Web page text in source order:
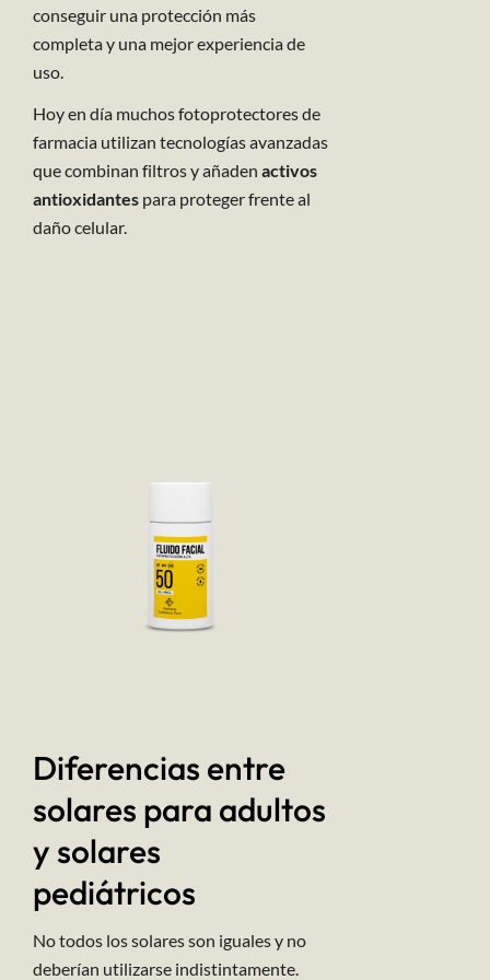
conseguir una protección más
completa y una mejor experiencia de
uso.
Hoy en día muchos fotoprotectores de
farmacia utilizan tecnologías avanzadas
que combinan filtros y añaden activos
antioxidantes para proteger frente al
daño celular.
Diferencias entre
solares para adultos
y solares
pediátricos
No todos los solares son iguales y no
deberían utilizarse indistintamente.